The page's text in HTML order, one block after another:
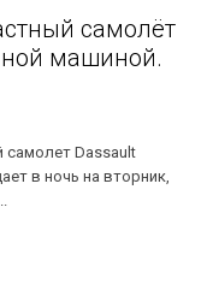
самолёт
машиной.
самолет Dassault
в ночь на вторник,